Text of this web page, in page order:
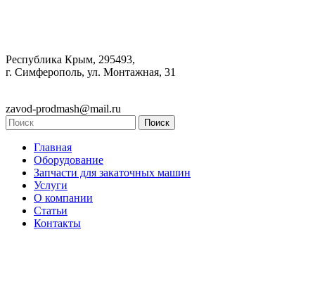
Республика Крым, 295493,
г. Симферополь, ул. Монтажная, 31
zavod-prodmash@mail.ru
Главная
Оборудование
Запчасти для закаточных машин
Услуги
О компании
Статьи
Контакты